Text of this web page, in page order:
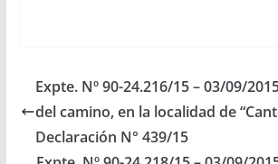
Presupuestarias
necesarias para que se
proceda a la
reparación del camino,
en la localidad de…
Expte. Nº 90-24.216/15 – 03/09/
del camino, en la localidad de
Declaración N° 439/15